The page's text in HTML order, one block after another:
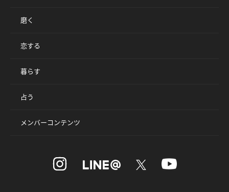
磨く
恋する
暮らす
占う
メンバーコンテンツ